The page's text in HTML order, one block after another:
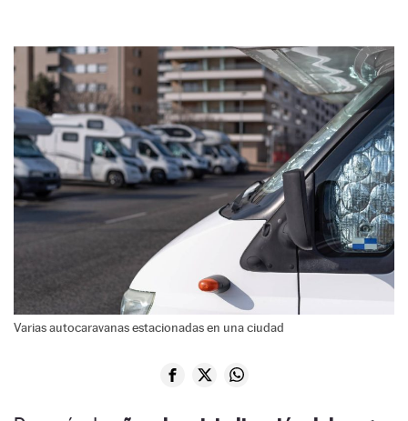
Varias autocaravanas estacionadas en una ciudad